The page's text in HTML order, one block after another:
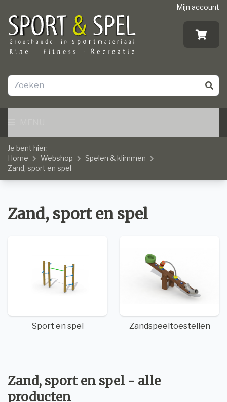
Mijn account
Je bent hier:
Home
Webshop
Spelen & klimmen
Zand, sport en spel
Zand, sport en spel
Sport en spel Zandspeeltoestellen
Zand, sport en spel - alle
producten